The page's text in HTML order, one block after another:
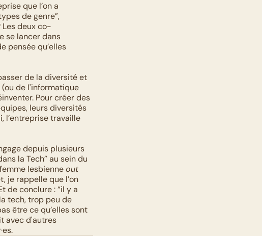
que l’on a
de genre”,
deux co-
se lancer dans
pensée qu’elles
de la diversité et
de l'informatique
Pour créer des
leurs diversités
l’entreprise travaille
depuis plusieurs
la Tech” au sein du
lesbienne out
je rappelle que l’on
de conclure : “il y a
tech, trop peu de
être ce qu’elles sont
avec d'autres